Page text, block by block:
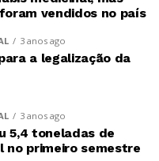
vendidos no país
3 anos ago
a legalização da
3 anos ago
5,4 toneladas de
no primeiro semestre